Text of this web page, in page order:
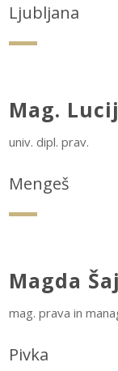
Ljubljana
Mag.
univ. dipl. prav.
Mengeš
Magda
mag. prava in
Pivka